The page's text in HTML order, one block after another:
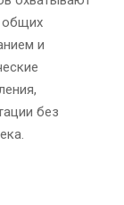
общих
и
без